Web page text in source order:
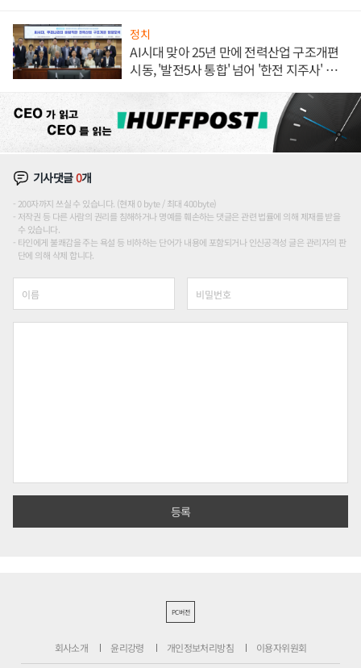
정치
AI시대 맞아 25년 만에 전력산업 구조개편
시동, '발전5사 통합' 넘어 '한전 지주사' 재편
기사댓글0개
200자까지 쓰실 수 있습니다. (현재 0 byte / 최대 400byte)
저작권 등 다른 사람의 권리를 침해하거나 명예를 훼손하는 댓글은 관련 법률에 의해 제재를 받을
수 있습니다.
타인에게 불쾌감을 주는 욕설 등 비하하는 단어가 내용에 포함되거나 인신공격성 글은 관리자의 판
단에 의해 삭제 합니다.
PC버전
회사소개 윤리강령 개인정보처리방침 이용자위원회